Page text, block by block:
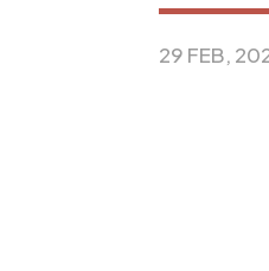
29 FEB,